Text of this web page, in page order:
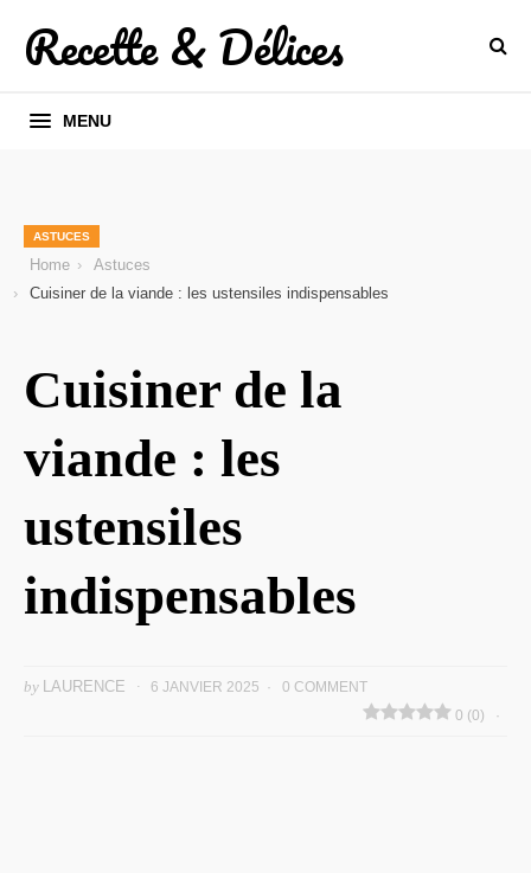
Recette & Délices
MENU
ASTUCES
Home
Astuces
Cuisiner de la viande : les ustensiles indispensables
Cuisiner de la
viande : les
ustensiles
indispensables
by LAURENCE 6 JANVIER 2025
0 COMMENT
0 (0)